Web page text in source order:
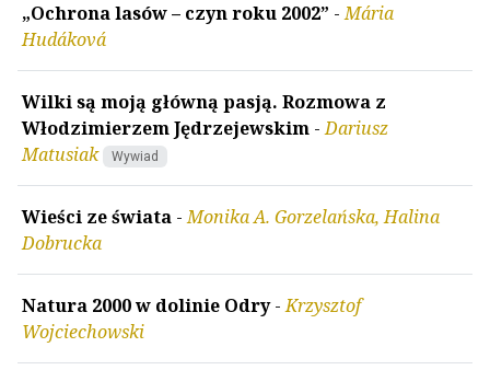
„Ochrona lasów – czyn roku 2002” -Mária
Hudáková
Wilki są moją główną pasją. Rozmowa z
Włodzimierzem Jędrzejewskim -Dariusz
Matusiak
Wywiad
Wieści ze świata -Monika A. Gorzelańska, Halina
Dobrucka
Natura 2000 w dolinie Odry-Krzysztof
Wojciechowski